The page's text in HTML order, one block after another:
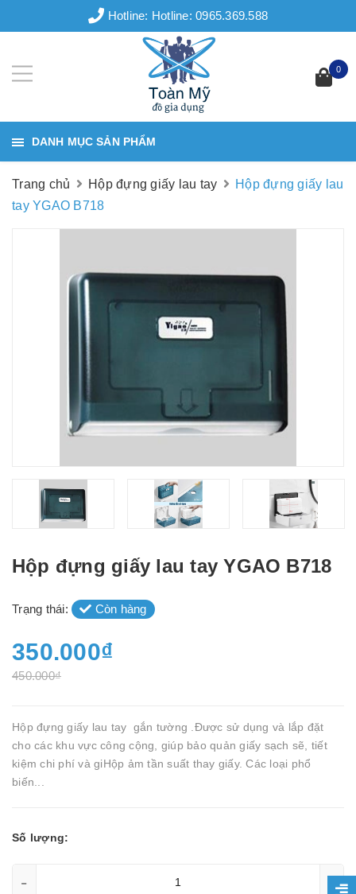
Hotline: Hotline: 0965.369.588
0
DANH MỤC SẢN PHẨM
Trang chủ Hộp đựng giấy lau tay
Hộp đựng giấy lau
tay YGAO B718
Hộp đựng giấy lau tay YGAO B718
Trạng thái: Còn hàng
350.000₫
450.000₫
Hộp đựng giấy lau tay gắn tường .Được sử dụng và lắp đặt
cho các khu vực công cộng, giúp bảo quản giấy sạch sẽ, tiết
kiệm chi phí và giHộp ảm tần suất thay giấy. Các loại phổ
biến...
Số lượng:
-